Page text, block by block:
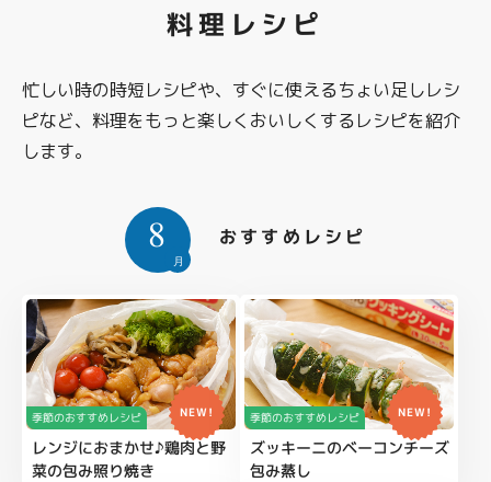
料理レシピ
忙しい時の時短レシピや、すぐに使えるちょい足しレシ
ピなど、料理をもっと楽しくおいしくするレシピを紹介
します。
8
月
おすすめレシピ
季節のおすすめレシピ NEW!
レンジにおまかせ♪鶏肉と野
菜の包み照り焼き
季節のおすすめレシピ NEW!
ズッキーニのベーコンチーズ
包み蒸し